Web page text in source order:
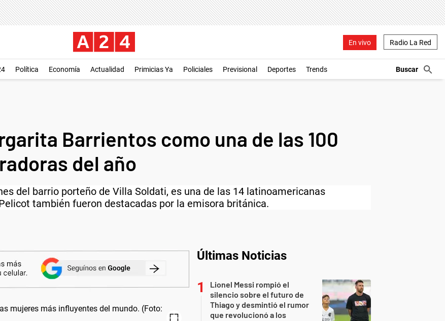
En vivo Radio La Red
Política Economía Actualidad Primicias Ya Policiales Previsional Deportes Trends
Barrientos como una de las 100
del año
del barrio porteño de Villa Soldati, es una de las 14 latinoamericanas
también fueron destacadas por la emisora británica.
Últimas Noticias
Lionel Messi rompió el
silencio sobre el futuro de
Thiago y desmintió el rumor
que revolucionó a los